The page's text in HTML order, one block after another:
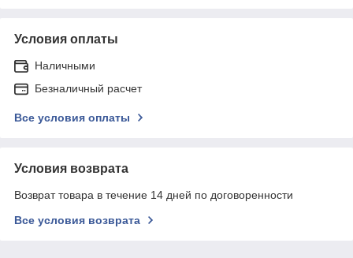
Условия оплаты
Наличными
Безналичный расчет
Все условия оплаты
Условия возврата
Возврат товара в течение 14 дней по договоренности
Все условия возврата